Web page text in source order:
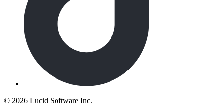
© 2026 Lucid Software Inc.